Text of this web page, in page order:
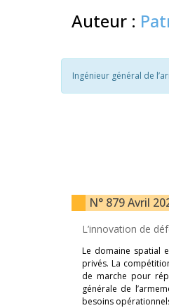
Auteur :
Ingénieur général de
N° 879 Avril
L’innovation de
Le domaine spatial
privés. La
de marche pour
générale de
besoins